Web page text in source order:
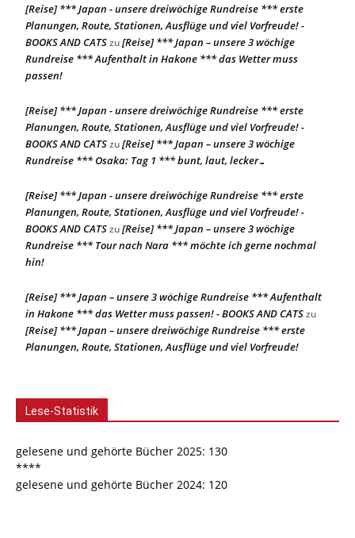
[Reise] *** Japan - unsere dreiwöchige Rundreise *** erste
Planungen, Route, Stationen, Ausflüge und viel Vorfreude! -
BOOKS AND CATSzu[Reise] *** Japan – unsere 3 wöchige
Rundreise *** Aufenthalt in Hakone *** das Wetter muss
passen!
[Reise] *** Japan - unsere dreiwöchige Rundreise *** erste
Planungen, Route, Stationen, Ausflüge und viel Vorfreude! -
BOOKS AND CATSzu[Reise] *** Japan – unsere 3 wöchige
Rundreise *** Osaka: Tag 1 *** bunt, laut, lecker…
[Reise] *** Japan - unsere dreiwöchige Rundreise *** erste
Planungen, Route, Stationen, Ausflüge und viel Vorfreude! -
BOOKS AND CATSzu[Reise] *** Japan – unsere 3 wöchige
Rundreise *** Tour nach Nara *** möchte ich gerne nochmal
hin!
[Reise] *** Japan – unsere 3 wöchige Rundreise *** Aufenthalt
in Hakone *** das Wetter muss passen! - BOOKS AND CATSzu
[Reise] *** Japan – unsere dreiwöchige Rundreise *** erste
Planungen, Route, Stationen, Ausflüge und viel Vorfreude!
Lese-Statistik
gelesene und gehörte Bücher 2025: 130
****
gelesene und gehörte Bücher 2024: 120